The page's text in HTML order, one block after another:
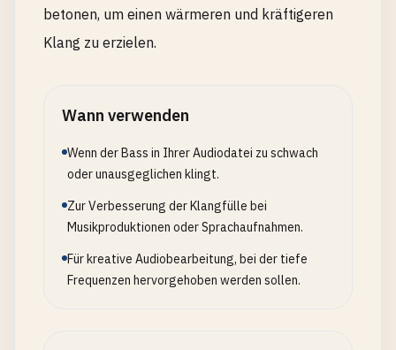
betonen, um einen wärmeren und kräftigeren
Klang zu erzielen.
Wann verwenden
Wenn der Bass in Ihrer Audiodatei zu schwach
oder unausgeglichen klingt.
Zur Verbesserung der Klangfülle bei
Musikproduktionen oder Sprachaufnahmen.
Für kreative Audiobearbeitung, bei der tiefe
Frequenzen hervorgehoben werden sollen.